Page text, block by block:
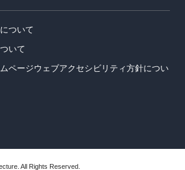
ついて
いて
ページウェブアクセシビリティ方針につい
All Rights Reserved.